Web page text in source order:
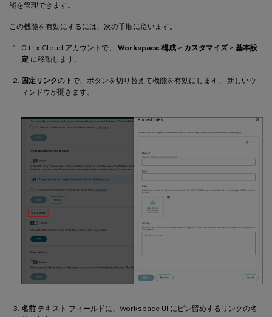
能を管理できます。
この機能を有効にするには、次の手順に従います。
Citrix Cloud アカウントで、 Workspace 構成 > カスタマイズ> 基本設
定 に移動します。
固定リンクの下で、ボタンを切り替えて機能を有効にします。 新しいウ
ィンドウが開きます。
名前 テキスト フィールドに、Workspace UI にピン留めするリンクの名